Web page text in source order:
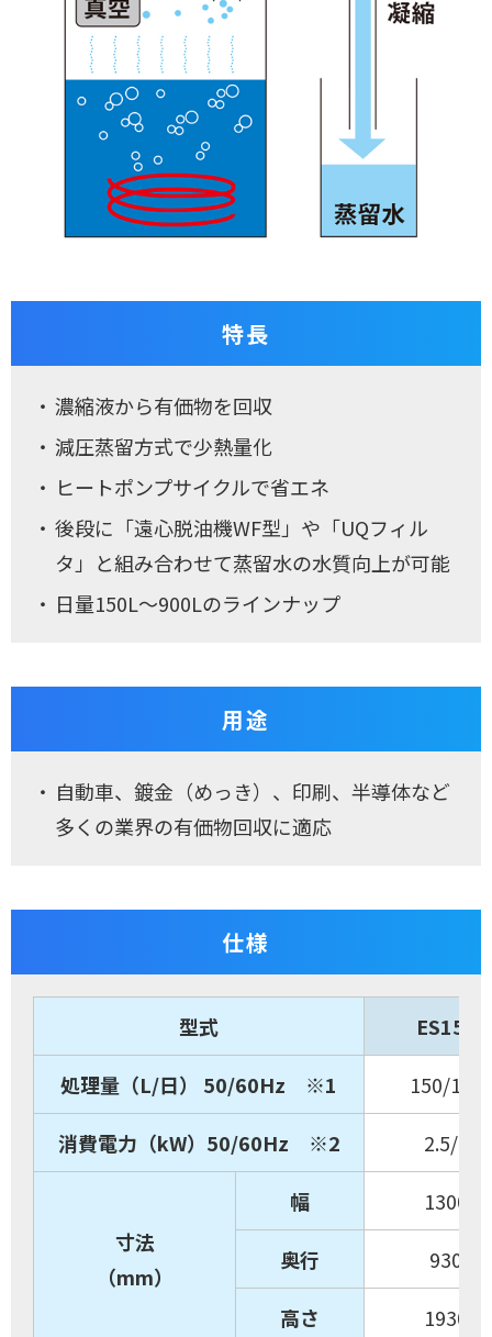
特長
濃縮液から有価物を回収
減圧蒸留方式で少熱量化
ヒートポンプサイクルで省エネ
後段に「遠心脱油機WF型」や「UQフィル
タ」と組み合わせて蒸留水の水質向上が可能
日量150L～900Lのラインナップ
用途
自動車、鍍金（めっき）、印刷、半導体など
多くの業界の有価物回収に適応
仕様
型式 ES150
処理量（L/日） 50/60Hz ※1 150/180
消費電力（kW）50/60Hz ※2 2.5/3
寸法
（mm）
幅 1300
奥行 930
高さ 1930